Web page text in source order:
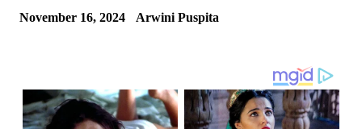
November 16, 2024 Arwini Puspita